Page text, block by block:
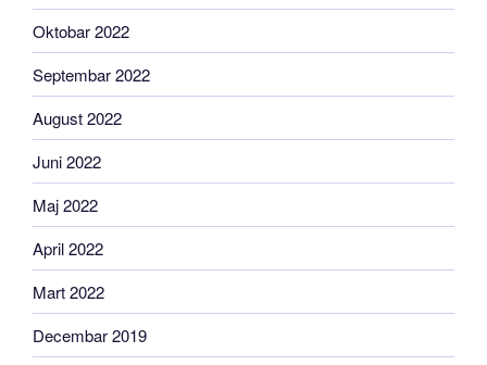
Oktobar 2022
Septembar 2022
August 2022
Juni 2022
Maj 2022
April 2022
Mart 2022
Decembar 2019